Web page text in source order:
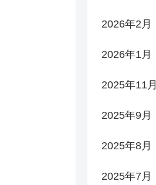
2026年2月
2026年1月
2025年11月
2025年9月
2025年8月
2025年7月